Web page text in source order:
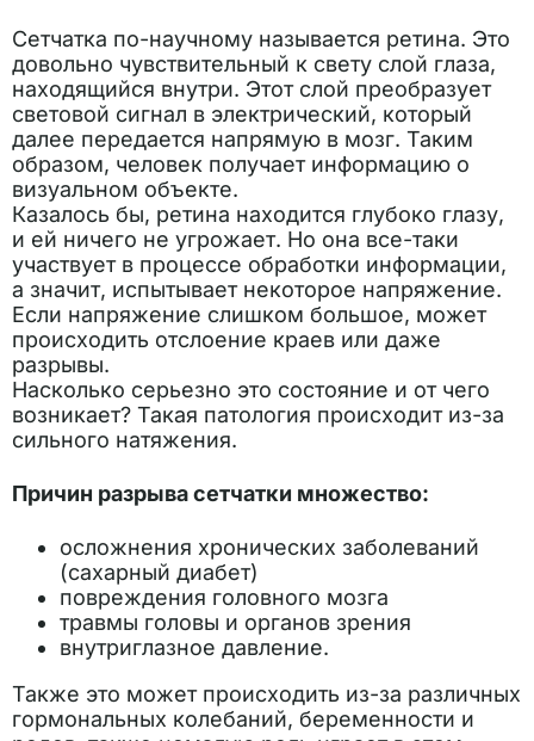
Сетчатка по-научному называется ретина. Это
довольно чувствительный к свету слой глаза,
находящийся внутри. Этот слой преобразует
световой сигнал в электрический, который
далее передается напрямую в мозг. Таким
образом, человек получает информацию о
визуальном объекте.
Казалось бы, ретина находится глубоко глазу,
и ей ничего не угрожает. Но она все-таки
участвует в процессе обработки информации,
а значит, испытывает некоторое напряжение.
Если напряжение слишком большое, может
происходить отслоение краев или даже
разрывы.
Насколько серьезно это состояние и от чего
возникает? Такая патология происходит из-за
сильного натяжения.
Причин разрыва сетчатки множество:
осложнения хронических заболеваний
(сахарный диабет)
повреждения головного мозга
травмы головы и органов зрения
внутриглазное давление.
Также это может происходить из-за различных
гормональных колебаний, беременности и